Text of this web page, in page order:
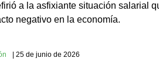
a la asfixiante situación salarial
negativo en la economía.
| 25 de junio de 2026